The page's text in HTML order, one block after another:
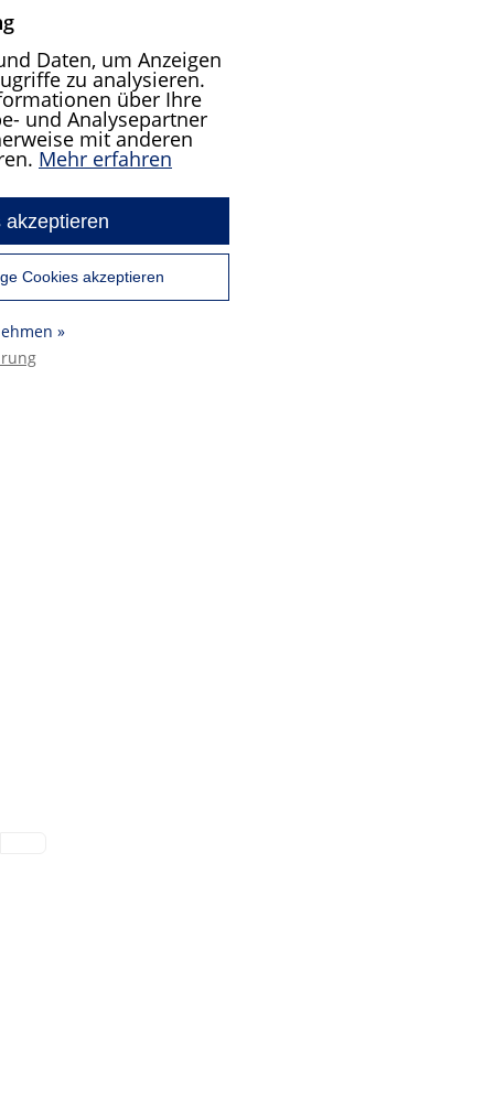
Daten, um Anzeigen
zu analysieren.
über Ihre
und Analysepartner
mit anderen
Mehr erfahren
akzeptieren
Cookies akzeptieren
»